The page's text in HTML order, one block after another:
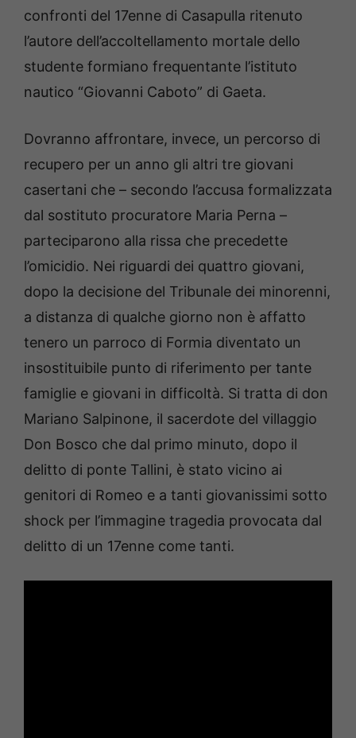
confronti del 17enne di Casapulla ritenuto
l’autore dell’accoltellamento mortale dello
studente formiano frequentante l’istituto
nautico “Giovanni Caboto” di Gaeta.
Dovranno affrontare, invece, un percorso di
recupero per un anno gli altri tre giovani
casertani che – secondo l’accusa formalizzata
dal sostituto procuratore Maria Perna –
parteciparono alla rissa che precedette
l’omicidio. Nei riguardi dei quattro giovani,
dopo la decisione del Tribunale dei minorenni,
a distanza di qualche giorno non è affatto
tenero un parroco di Formia diventato un
insostituibile punto di riferimento per tante
famiglie e giovani in difficoltà. Si tratta di don
Mariano Salpinone, il sacerdote del villaggio
Don Bosco che dal primo minuto, dopo il
delitto di ponte Tallini, è stato vicino ai
genitori di Romeo e a tanti giovanissimi sotto
shock per l’immagine tragedia provocata dal
delitto di un 17enne come tanti.